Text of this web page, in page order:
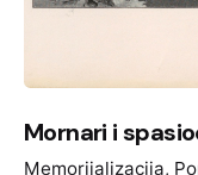
Mornari i
Memorijalizacija